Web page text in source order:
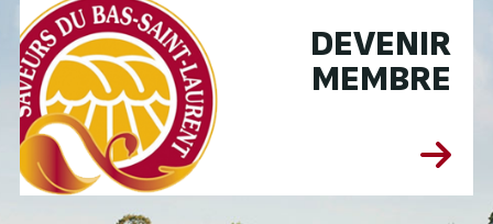
DEVENIR
MEMBRE